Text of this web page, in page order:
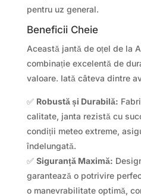
pentru uz general.
Beneficii Cheie
Această jantă de oțel de la
combinație excelentă de
valoare. Iată câteva dintre
✅ Robustă și Durabilă:
calitate, janta rezistă cu
condiții meteo extreme,
îndelungată.
✅ Siguranță Maximă:
garantează o potrivire
o manevrabilitate optimă,